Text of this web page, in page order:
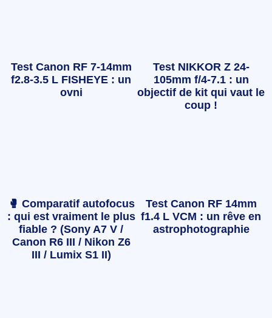
Test Canon RF 7-14mm
f2.8-3.5 L FISHEYE : un
ovni
Test NIKKOR Z 24-
105mm f/4-7.1 : un
objectif de kit qui vaut le
coup !
🥊 Comparatif autofocus
: qui est vraiment le plus
fiable ? (Sony A7 V /
Canon R6 III / Nikon Z6
III / Lumix S1 II)
Test Canon RF 14mm
f1.4 L VCM : un rêve en
astrophotographie